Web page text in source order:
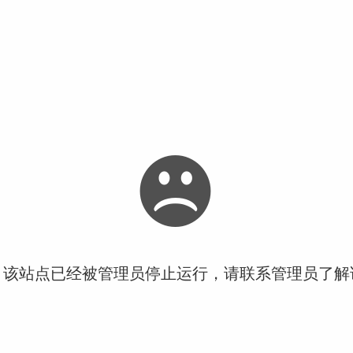
站点已经被管理员停止运行，请联系管理员了